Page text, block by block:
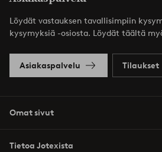
Löydät vastauksen tavallisimpiin
kysymyksiä -osiosta. Löydät täältä
Asiakaspalvelu Tilaukset
Omat sivut
Tietoa Jotexista